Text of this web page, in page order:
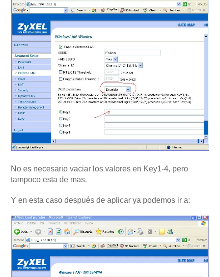
No es necesario vaciar los valores en Key1-4, pero
tampoco esta de mas.
Y en esta caso después de aplicar ya podemos ir a: